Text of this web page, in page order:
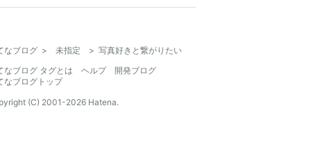
なブログ > 未指定 > 写真好きと繋がりたい
なブログ タグとは
ヘルプ
開発ブログ
なブログトップ
(C) 2001-2026 Hatena.